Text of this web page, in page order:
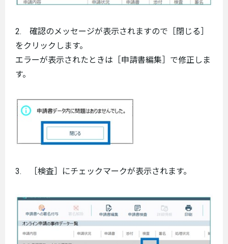
2. 確認のメッセージが表示されますので［閉じる］
をクリックします。
エラーが表示されたときは［申請書編集］で修正しま
す。
3. ［検査］にチェックマークが表示されます。